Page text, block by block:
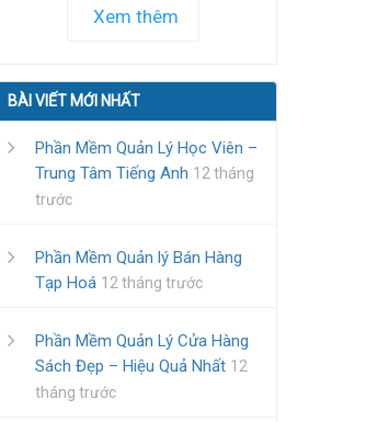
Xem thêm
BÀI VIẾT MỚI NHẤT
Phần Mềm Quản Lý Học Viên –
Trung Tâm Tiếng Anh 12 tháng
trước
Phần Mềm Quản lý Bán Hàng
Tạp Hoá 12 tháng trước
Phần Mềm Quản Lý Cửa Hàng
Sách Đẹp – Hiệu Quả Nhất 12
tháng trước